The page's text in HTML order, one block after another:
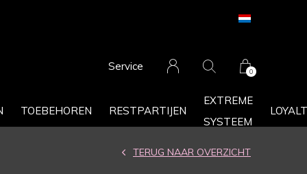
TOEBEHOREN RESTPARTIJEN
EXTREME
SYSTEEM
Service 0
TERUG NAAR OVERZICHT